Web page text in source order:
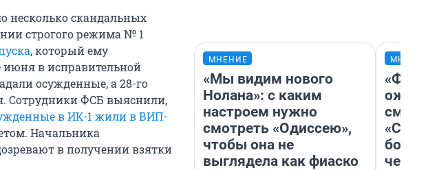
несколько скандальных
строгого режима № 1
, который ему
июня в исправительной
осужденные, а 28-го
Сотрудники ФСБ выяснили,
в ИК-1 жили в ВИП-
Начальника
в получении взятки
МНЕНИЕ
«Мы видим нового
Нолана»: с каким
настроем нужно
смотреть «Одиссею»,
чтобы она не
выглядела как фиаско